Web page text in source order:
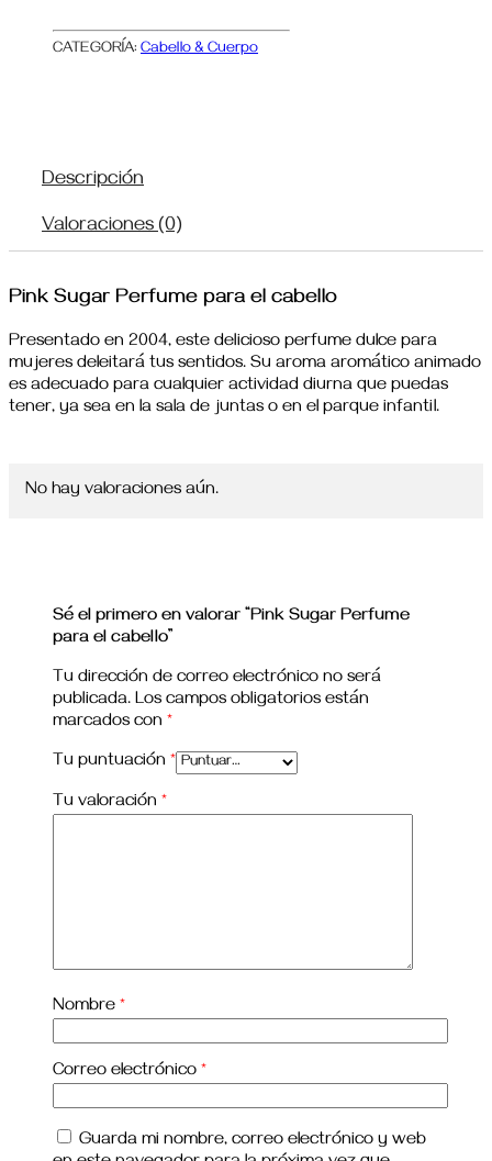
CATEGORÍA: Cabello & Cuerpo
Descripción
Valoraciones (0)
Pink Sugar Perfume para el cabello
Presentado en 2004, este delicioso perfume dulce para
mujeres deleitará tus sentidos. Su aroma aromático animado
es adecuado para cualquier actividad diurna que puedas
tener, ya sea en la sala de juntas o en el parque infantil.
No hay valoraciones aún.
Sé el primero en valorar “Pink Sugar Perfume
para el cabello”
Tu dirección de correo electrónico no será
publicada. Los campos obligatorios están
marcados con *
Tu puntuación *
Tu valoración *
Nombre *
Correo electrónico *
Guarda mi nombre, correo electrónico y web